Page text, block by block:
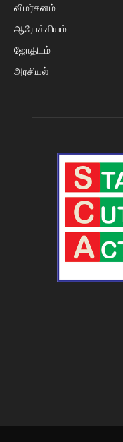
விமர்சனம்
ஆரோக்கியம்
ஜோதிடம்
அரசியல்